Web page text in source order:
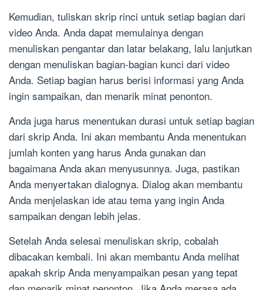
Kemudian, tuliskan skrip rinci untuk setiap bagian dari
video Anda. Anda dapat memulainya dengan
menuliskan pengantar dan latar belakang, lalu lanjutkan
dengan menuliskan bagian-bagian kunci dari video
Anda. Setiap bagian harus berisi informasi yang Anda
ingin sampaikan, dan menarik minat penonton.
Anda juga harus menentukan durasi untuk setiap bagian
dari skrip Anda. Ini akan membantu Anda menentukan
jumlah konten yang harus Anda gunakan dan
bagaimana Anda akan menyusunnya. Juga, pastikan
Anda menyertakan dialognya. Dialog akan membantu
Anda menjelaskan ide atau tema yang ingin Anda
sampaikan dengan lebih jelas.
Setelah Anda selesai menuliskan skrip, cobalah
dibacakan kembali. Ini akan membantu Anda melihat
apakah skrip Anda menyampaikan pesan yang tepat